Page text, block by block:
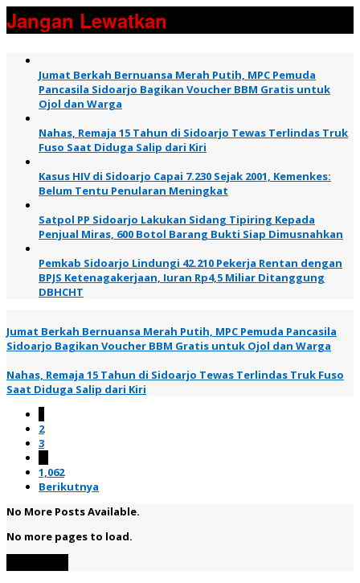
Jangan Lewatkan
Jumat Berkah Bernuansa Merah Putih, MPC Pemuda
Pancasila Sidoarjo Bagikan Voucher BBM Gratis untuk
Ojol dan Warga
Nahas, Remaja 15 Tahun di Sidoarjo Tewas Terlindas Truk
Fuso Saat Diduga Salip dari Kiri
Kasus HIV di Sidoarjo Capai 7.230 Sejak 2001, Kemenkes:
Belum Tentu Penularan Meningkat
Satpol PP Sidoarjo Lakukan Sidang Tipiring Kepada
Penjual Miras, 600 Botol Barang Bukti Siap Dimusnahkan
Pemkab Sidoarjo Lindungi 42.210 Pekerja Rentan dengan
BPJS Ketenagakerjaan, Iuran Rp4,5 Miliar Ditanggung
DBHCHT
Jumat Berkah Bernuansa Merah Putih, MPC Pemuda Pancasila
Sidoarjo Bagikan Voucher BBM Gratis untuk Ojol dan Warga
Nahas, Remaja 15 Tahun di Sidoarjo Tewas Terlindas Truk Fuso
Saat Diduga Salip dari Kiri
2
3
1,062
Berikutnya
No More Posts Available.
No more pages to load.